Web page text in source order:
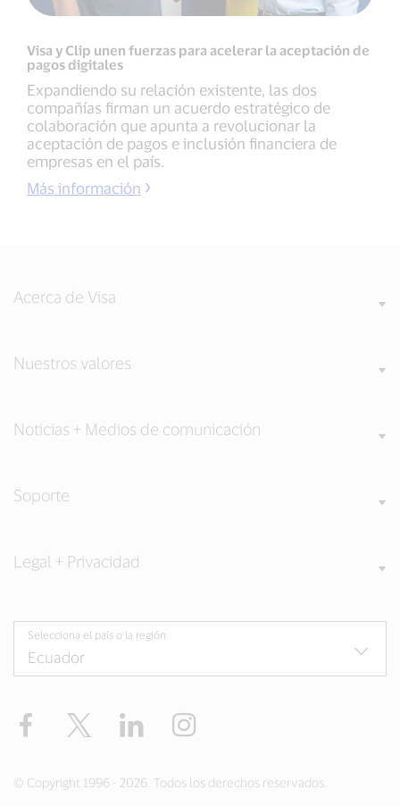
Visa y Clip unen fuerzas para acelerar la aceptación de
pagos digitales
Expandiendo su relación existente, las dos
compañías firman un acuerdo estratégico de
colaboración que apunta a revolucionar la
aceptación de pagos e inclusión financiera de
empresas en el país.
Más información
Acerca de Visa
Nuestros valores
Noticias + Medios de comunicación
Soporte
Legal + Privacidad
Selecciona el país o la región
Facebook Twitter LinkedIn
© Copyright 1996 - 2026. Todos los derechos reservados.